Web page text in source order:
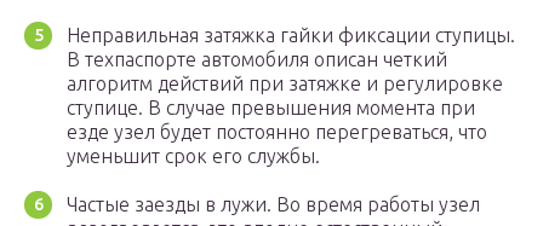
Неправильная затяжка гайки фиксации ступицы.
В техпаспорте автомобиля описан четкий
алгоритм действий при затяжке и регулировке
ступице. В случае превышения момента при
езде узел будет постоянно перегреваться, что
уменьшит срок его службы.
Частые заезды в лужи. Во время работы узел